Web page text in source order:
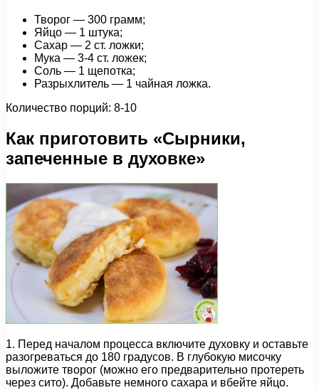
Творог — 300 грамм;
Яйцо — 1 штука;
Сахар — 2 ст. ложки;
Мука — 3-4 ст. ложек;
Соль — 1 щепотка;
Разрыхлитель — 1 чайная ложка.
Количество порций: 8-10
Как приготовить «Сырники,
запеченные в духовке»
1. Перед началом процесса включите духовку и оставьте
разогреваться до 180 градусов. В глубокую мисочку
выложите творог (можно его предварительно протереть
через сито). Добавьте немного сахара и вбейте яйцо.